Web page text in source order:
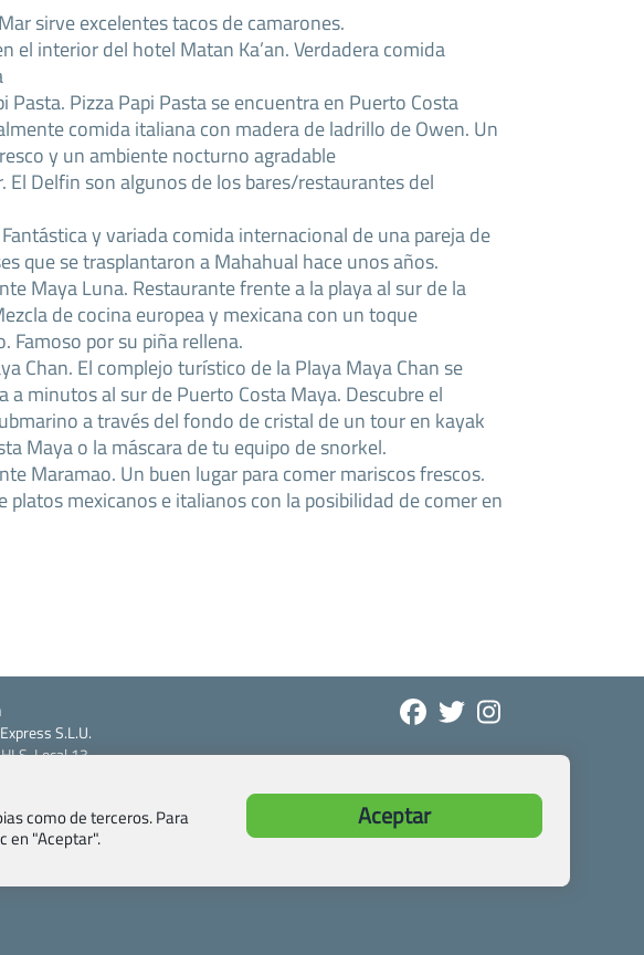
sirve excelentes tacos de camarones.
el interior del hotel Matan Ka’an. Verdadera comida
Pasta. Pizza Papi Pasta se encuentra en Puerto Costa
comida italiana con madera de ladrillo de Owen. Un
y un ambiente nocturno agradable
El Delfin son algunos de los bares/restaurantes del
Fantástica y variada comida internacional de una pareja de
que se trasplantaron a Mahahual hace unos años.
Maya Luna. Restaurante frente a la playa al sur de la
de cocina europea y mexicana con un toque
Famoso por su piña rellena.
Chan. El complejo turístico de la Playa Maya Chan se
a minutos al sur de Puerto Costa Maya. Descubre el
a través del fondo de cristal de un tour en kayak
Maya o la máscara de tu equipo de snorkel.
Maramao. Un buen lugar para comer mariscos frescos.
platos mexicanos e italianos con la posibilidad de comer en
S.L.U.
Local 13
97-17-27
como de terceros. Para
en "Aceptar".
Aceptar